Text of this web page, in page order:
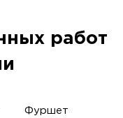
работ
Фуршет